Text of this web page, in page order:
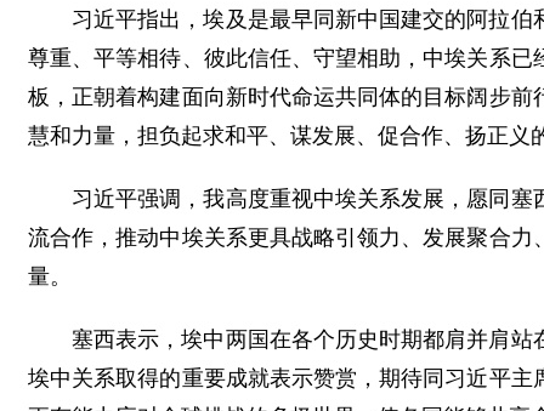
习近平指出，埃及是最早同新中国建交的阿拉
尊重、平等相待、彼此信任、守望相助，中埃关系
板，正朝着构建面向新时代命运共同体的目标阔步
慧和力量，担负起求和平、谋发展、促合作、扬正
习近平强调，我高度重视中埃关系发展，愿同
流合作，推动中埃关系更具战略引领力、发展聚合
量。
塞西表示，埃中两国在各个历史时期都肩并肩
埃中关系取得的重要成就表示赞赏，期待同习近平